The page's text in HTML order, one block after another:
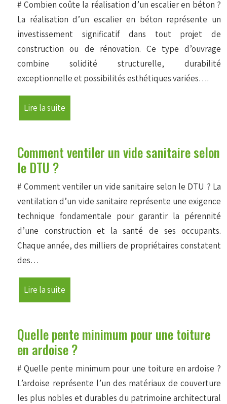
# Combien coûte la réalisation d’un escalier en béton ?
La réalisation d’un escalier en béton représente un
investissement significatif dans tout projet de
construction ou de rénovation. Ce type d’ouvrage
combine solidité structurelle, durabilité
exceptionnelle et possibilités esthétiques variées….
Lire la suite
Comment ventiler un vide sanitaire selon
le DTU ?
# Comment ventiler un vide sanitaire selon le DTU ? La
ventilation d’un vide sanitaire représente une exigence
technique fondamentale pour garantir la pérennité
d’une construction et la santé de ses occupants.
Chaque année, des milliers de propriétaires constatent
des…
Lire la suite
Quelle pente minimum pour une toiture
en ardoise ?
# Quelle pente minimum pour une toiture en ardoise ?
L’ardoise représente l’un des matériaux de couverture
les plus nobles et durables du patrimoine architectural